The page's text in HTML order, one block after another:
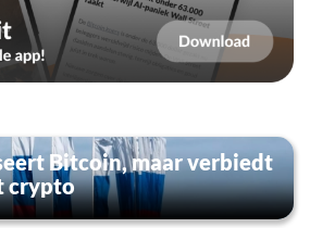
Bitcoin, maar verbiedt
crypto